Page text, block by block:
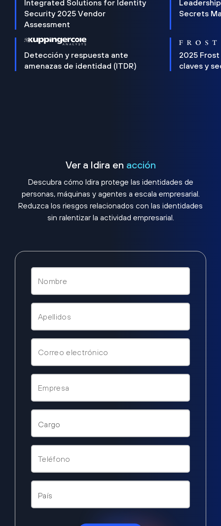
Integrated Solutions for Identity
Security 2025 Vendor
Assessment
Secrets
Detección y respuesta ante
amenazas de identidad (ITDR)
2025 Frost
claves y
Ver a Idira en acción
Descubra cómo Idira protege las identidades de
personas, máquinas y agentes a escala empresarial.
Reduzca los riesgos relacionados con las identidades
sin ralentizar la actividad empresarial.